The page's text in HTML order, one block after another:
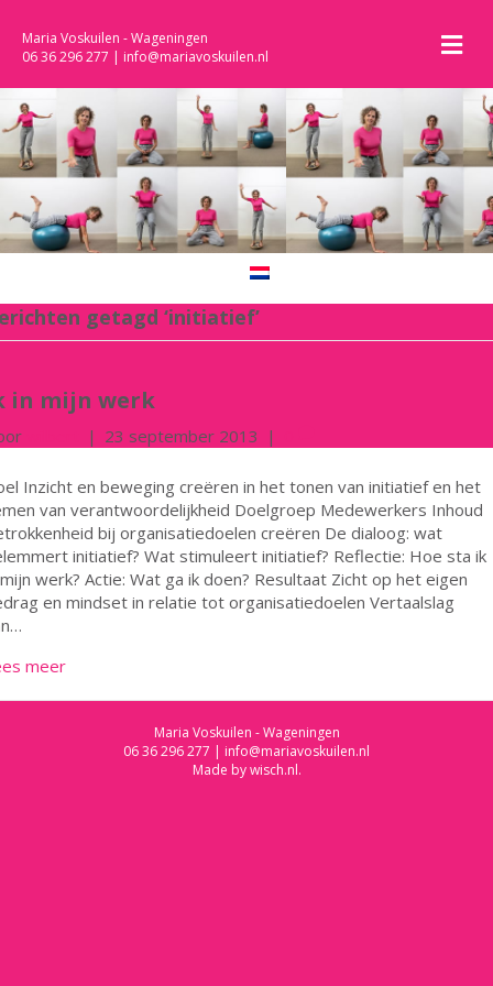
Maria Voskuilen - Wageningen
06 36 296 277 | info@mariavoskuilen.nl
getagd ‘initiatief’
in mijn werk
| 23 september 2013 |
Inzicht en beweging creëren in het tonen van initiatief en het
van verantwoordelijkheid Doelgroep Medewerkers Inhoud
bij organisatiedoelen creëren De dialoog: wat
initiatief? Wat stimuleert initiatief? Reflectie: Hoe sta ik
werk? Actie: Wat ga ik doen? Resultaat Zicht op het eigen
en mindset in relatie tot organisatiedoelen Vertaalslag
meer
Maria Voskuilen - Wageningen
06 36 296 277 | info@mariavoskuilen.nl
Made bywisch.nl.